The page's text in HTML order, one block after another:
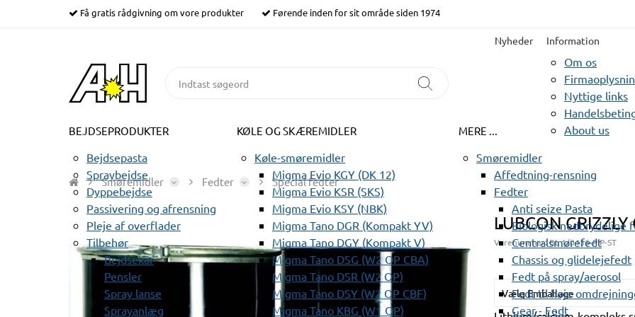
Få gratis rådgivning om vore produkter Førende inden for sit område siden 1974
Nyheder Information
Om os
Nyttige links
About us
BEJDSEPRODUKTER
Bejdsepasta
Spraybejdse
Dyppebejdse
Passivering og afrensning
Pleje af overflader
Tilbehør
Bejdsekar
Pensler
Spray lanse
Sprayanlæg
KØLE OG SKÆREMIDLER
Køle-smøremidler
Migma Evio KGY (DK 12)
Migma Evio KSR (SKS)
Migma Evio KSY (NBK)
Migma Tano DGR (Kompakt YV)
Migma Tano DGY (Kompakt V)
Migma Tano DSG (W2 OP CBA)
Migma Tano DSR (W2 OP)
Migma Tano DSY (W2 OP CBF)
Migma Tano KBG (W1 OP)
MERE ...
Smøremidler
Affedtning-rensning
Fedter
Anti seize Pasta
Biologisk nedbrydelige
Centralsmørefedt
Chassis og glidelejefedt
Fedt på spray/aerosol
Fedt til høje
Gear - Fedt
Smøremidler Fedter Special fedter
LUBCON GRIZZLY
Varenummer:BL 1/0456-PIP-ST
Vælg Emballage